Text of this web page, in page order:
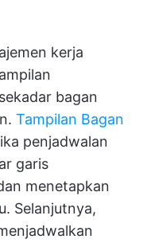
kerja
bagan
Tampilan Bagan
penjadwalan
garis
menetapkan
Selanjutnya,